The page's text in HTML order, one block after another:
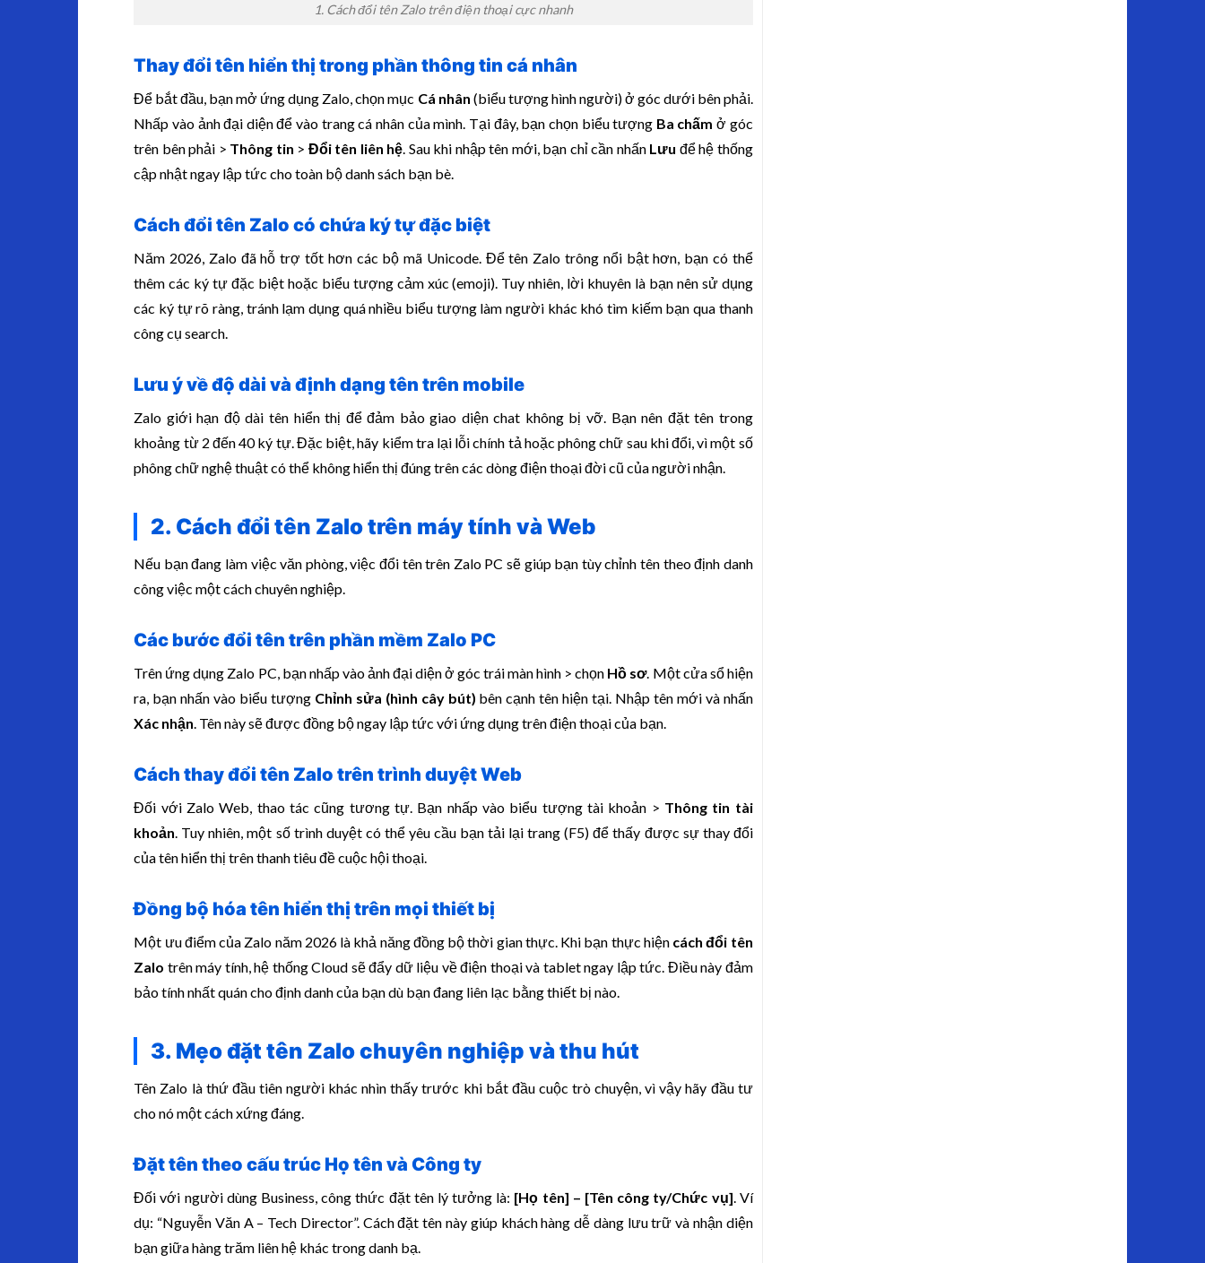
1. Cách đổi tên Zalo trên điện thoại cực nhanh
Thay đổi tên hiển thị trong phần thông tin cá nhân
Để bắt đầu, bạn mở ứng dụng Zalo, chọn mục Cá nhân (biểu tượng hình người) ở góc dưới bên phải.
Nhấp vào ảnh đại diện để vào trang cá nhân của mình. Tại đây, bạn chọn biểu tượng Ba chấm ở góc
trên bên phải > Thông tin > Đổi tên liên hệ . Sau khi nhập tên mới, bạn chỉ cần nhấn Lưu để hệ thống
cập nhật ngay lập tức cho toàn bộ danh sách bạn bè.
Cách đổi tên Zalo có chứa ký tự đặc biệt
Năm 2026, Zalo đã hỗ trợ tốt hơn các bộ mã Unicode. Để tên Zalo trông nổi bật hơn, bạn có thể
thêm các ký tự đặc biệt hoặc biểu tượng cảm xúc (emoji). Tuy nhiên, lời khuyên là bạn nên sử dụng
các ký tự rõ ràng, tránh lạm dụng quá nhiều biểu tượng làm người khác khó tìm kiếm bạn qua thanh
công cụ search.
Lưu ý về độ dài và định dạng tên trên mobile
Zalo giới hạn độ dài tên hiển thị để đảm bảo giao diện chat không bị vỡ. Bạn nên đặt tên trong
khoảng từ 2 đến 40 ký tự. Đặc biệt, hãy kiểm tra lại lỗi chính tả hoặc phông chữ sau khi đổi, vì một số
phông chữ nghệ thuật có thể không hiển thị đúng trên các dòng điện thoại đời cũ của người nhận.
2. Cách đổi tên Zalo trên máy tính và Web
Nếu bạn đang làm việc văn phòng, việc đổi tên trên Zalo PC sẽ giúp bạn tùy chỉnh tên theo định danh
công việc một cách chuyên nghiệp.
Các bước đổi tên trên phần mềm Zalo PC
Trên ứng dụng Zalo PC, bạn nhấp vào ảnh đại diện ở góc trái màn hình > chọn Hồ sơ. Một cửa sổ hiện
ra, bạn nhấn vào biểu tượng Chỉnh sửa (hình cây bút) bên cạnh tên hiện tại. Nhập tên mới và nhấn
Xác nhận . Tên này sẽ được đồng bộ ngay lập tức với ứng dụng trên điện thoại của bạn.
Cách thay đổi tên Zalo trên trình duyệt Web
Đối với Zalo Web, thao tác cũng tương tự. Bạn nhấp vào biểu tượng tài khoản > Thông tin tài
khoản . Tuy nhiên, một số trình duyệt có thể yêu cầu bạn tải lại trang (F5) để thấy được sự thay đổi
của tên hiển thị trên thanh tiêu đề cuộc hội thoại.
Đồng bộ hóa tên hiển thị trên mọi thiết bị
Một ưu điểm của Zalo năm 2026 là khả năng đồng bộ thời gian thực. Khi bạn thực hiện cách đổi tên
Zalo trên máy tính, hệ thống Cloud sẽ đẩy dữ liệu về điện thoại và tablet ngay lập tức. Điều này đảm
bảo tính nhất quán cho định danh của bạn dù bạn đang liên lạc bằng thiết bị nào.
3. Mẹo đặt tên Zalo chuyên nghiệp và thu hút
Tên Zalo là thứ đầu tiên người khác nhìn thấy trước khi bắt đầu cuộc trò chuyện, vì vậy hãy đầu tư
cho nó một cách xứng đáng.
Đặt tên theo cấu trúc Họ tên và Công ty
Đối với người dùng Business, công thức đặt tên lý tưởng là: [Họ tên] – [Tên công ty/Chức vụ] . Ví
dụ: “Nguyễn Văn A – Tech Director”. Cách đặt tên này giúp khách hàng dễ dàng lưu trữ và nhận diện
bạn giữa hàng trăm liên hệ khác trong danh bạ.